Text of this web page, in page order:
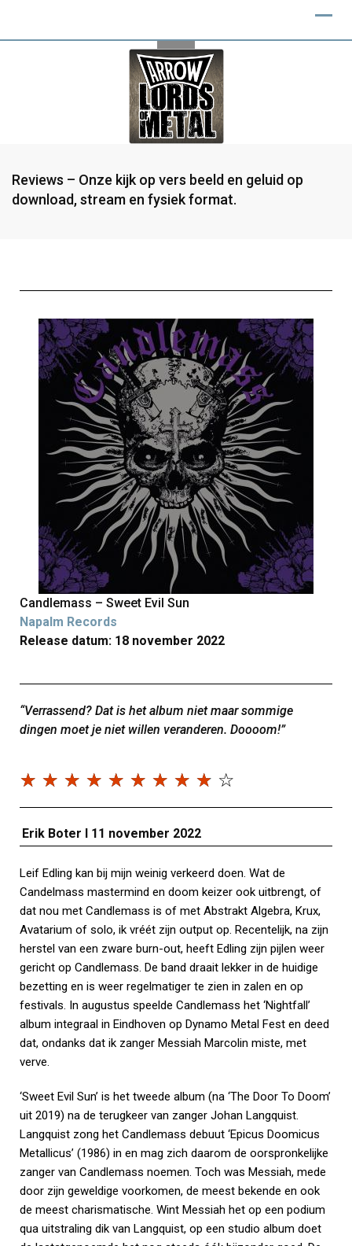
Reviews – Onze kijk op vers beeld en geluid op
download, stream en fysiek format.
Candlemass – Sweet Evil Sun
Napalm Records
Release datum: 18 november 2022
“Verrassend? Dat is het album niet maar sommige
dingen moet je niet willen veranderen. Doooom!”
☆ ☆ ☆ ☆ ☆ ☆ ☆ ☆ ☆ ☆
Erik Boter I 11 november 2022
Leif Edling kan bij mijn weinig verkeerd doen. Wat de
Candelmass mastermind en doom keizer ook uitbrengt, of
dat nou met Candlemass is of met Abstrakt Algebra, Krux,
Avatarium of solo, ik vréét zijn output op. Recentelijk, na zijn
herstel van een zware burn-out, heeft Edling zijn pijlen weer
gericht op Candlemass. De band draait lekker in de huidige
bezetting en is weer regelmatiger te zien in zalen en op
festivals. In augustus speelde Candlemass het ‘Nightfall’
album integraal in Eindhoven op Dynamo Metal Fest en deed
dat, ondanks dat ik zanger Messiah Marcolin miste, met
verve.
‘Sweet Evil Sun’ is het tweede album (na ‘The Door To Doom’
uit 2019) na de terugkeer van zanger Johan Langquist.
Langquist zong het Candlemass debuut ‘Epicus Doomicus
Metallicus’ (1986) in en mag zich daarom de oorspronkelijke
zanger van Candlemass noemen. Toch was Messiah, mede
door zijn geweldige voorkomen, de meest bekende en ook
de meest charismatische. Wint Messiah het op een podium
qua uitstraling dik van Langquist, op een studio album doet